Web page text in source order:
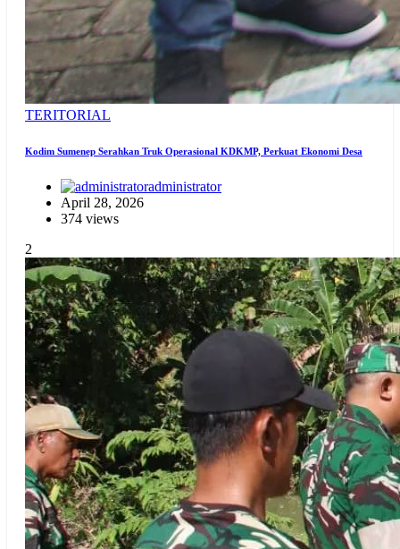
TERITORIAL
Kodim Sumenep Serahkan Truk Operasional KDKMP, Perkuat Ekonomi Desa
administrator
April 28, 2026
374 views
2